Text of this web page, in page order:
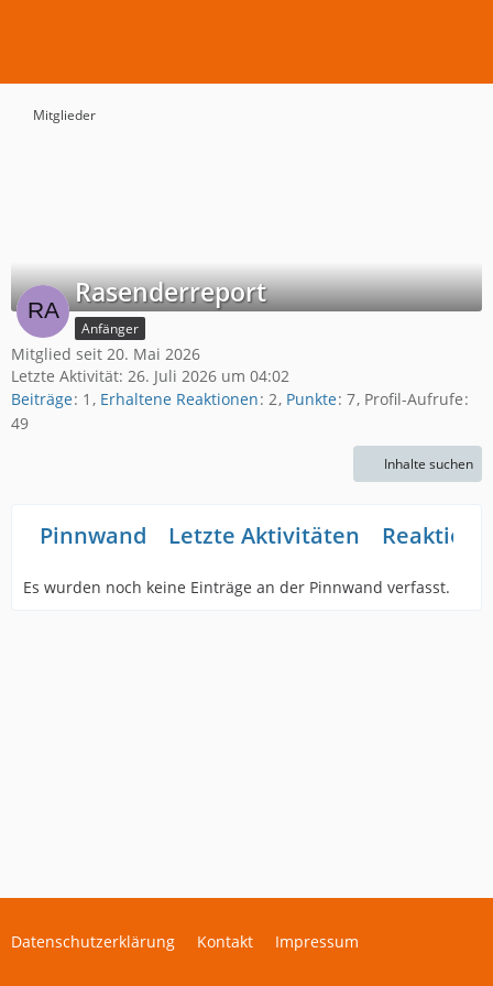
Mitglieder
Rasenderreport
Anfänger
Mitglied seit 20. Mai 2026
Letzte Aktivität: 26. Juli 2026 um 04:02
Beiträge 1 Erhaltene Reaktionen 2 Punkte 7 Profil-Aufrufe
49
Inhalte suchen
Pinnwand Letzte Aktivitäten
Es wurden noch keine Einträge an der Pinnwand verfasst.
Datenschutzerklärung Kontakt Impressum